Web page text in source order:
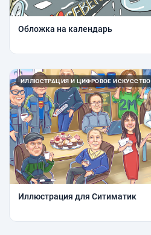
Обложка на календарь
ИЛЛЮСТРАЦИЯ И ЦИФРОВОЕ ИСКУССТВО
Иллюстрация для Ситиматик